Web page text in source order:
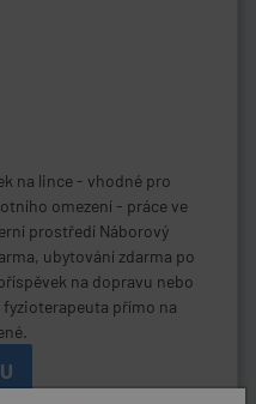
na lince - vhodné pro
omezení - práce ve
prostředí Náborový
ubytování zdarma po
na dopravu nebo
přímo na